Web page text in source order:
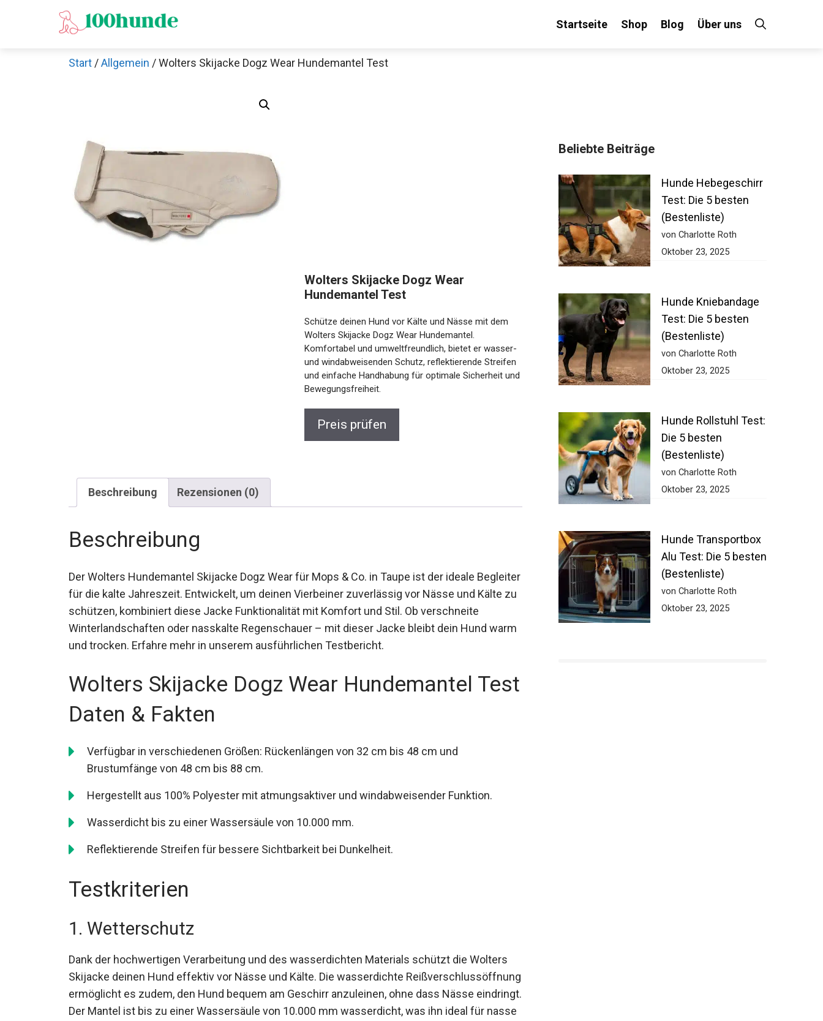
Startseite Shop Blog Über uns
Start /Allgemein / Wolters Skijacke Dogz Wear Hundemantel Test
Wolters Skijacke Dogz Wear
Hundemantel Test
Schütze deinen Hund vor Kälte und Nässe mit dem
Wolters Skijacke Dogz Wear Hundemantel.
Komfortabel und umweltfreundlich, bietet er wasser-
und windabweisenden Schutz, reflektierende Streifen
und einfache Handhabung für optimale Sicherheit und
Bewegungsfreiheit.
Preis prüfen
Beschreibung Rezensionen (0)
Beschreibung
Der Wolters Hundemantel Skijacke Dogz Wear für Mops & Co. in Taupe ist der ideale Begleiter
für die kalte Jahreszeit. Entwickelt, um deinen Vierbeiner zuverlässig vor Nässe und Kälte zu
schützen, kombiniert diese Jacke Funktionalität mit Komfort und Stil. Ob verschneite
Winterlandschaften oder nasskalte Regenschauer – mit dieser Jacke bleibt dein Hund warm
und trocken. Erfahre mehr in unserem ausführlichen Testbericht.
Wolters Skijacke Dogz Wear Hundemantel Test
Daten & Fakten
Verfügbar in verschiedenen Größen: Rückenlängen von 32 cm bis 48 cm und
Brustumfänge von 48 cm bis 88 cm.
Hergestellt aus 100% Polyester mit atmungsaktiver und windabweisender Funktion.
Wasserdicht bis zu einer Wassersäule von 10.000 mm.
Reflektierende Streifen für bessere Sichtbarkeit bei Dunkelheit.
Testkriterien
1. Wetterschutz
Dank der hochwertigen Verarbeitung und des wasserdichten Materials schützt die Wolters
Skijacke deinen Hund effektiv vor Nässe und Kälte. Die wasserdichte Reißverschlussöffnung
ermöglicht es zudem, den Hund bequem am Geschirr anzuleinen, ohne dass Nässe eindringt.
Der Mantel ist bis zu einer Wassersäule von 10.000 mm wasserdicht, was ihn ideal für nasse
Beliebte Beiträge
Hunde Hebegeschirr
Test: Die 5 besten
(Bestenliste)
von Charlotte Roth
Oktober 23, 2025
Hunde Kniebandage
Test: Die 5 besten
(Bestenliste)
von Charlotte Roth
Oktober 23, 2025
Hunde Rollstuhl Test:
Die 5 besten
(Bestenliste)
von Charlotte Roth
Oktober 23, 2025
Hunde Transportbox
Alu Test: Die 5 besten
(Bestenliste)
von Charlotte Roth
Oktober 23, 2025